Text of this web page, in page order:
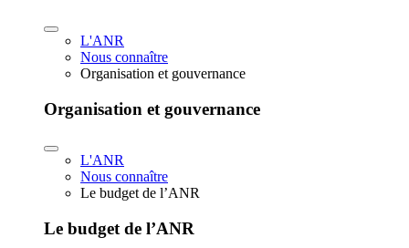
L'ANR
Nous connaître
Organisation et gouvernance
Organisation et gouvernance
L'ANR
Nous connaître
Le budget de l’ANR
Le budget de l’ANR